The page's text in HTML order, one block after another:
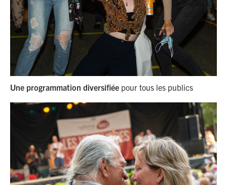
Une programmation diversifiée pour tous les publics